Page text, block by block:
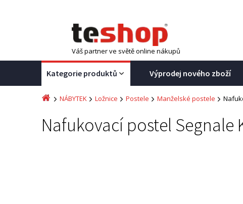
Váš partner ve světě online nákupů
Kategorie produktů Výprodej nového zboží
NÁBYTEK Ložnice Postele Manželské postele
Nafukovací postel Segnale